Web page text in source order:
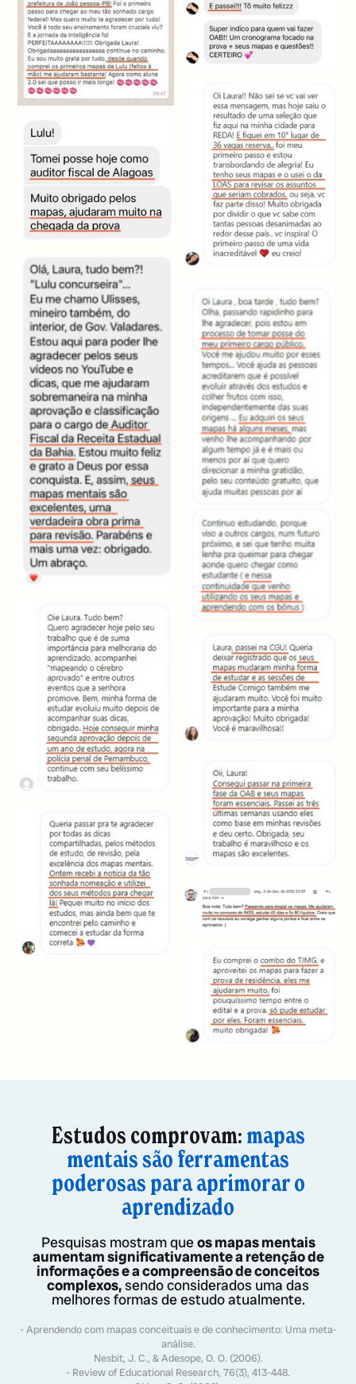
Estudos comprovam: mapas
mentais são ferramentas
poderosas para aprimorar o
aprendizado
Pesquisas mostram queos mapas mentais
aumentam significativamente a retenção de
informações e a compreensão de conceitos
complexos,sendo considerados uma das
melhores formas de estudo atualmente.
- Aprendendo com mapas conceituais e de conhecimento: Uma meta-
análise.
Nesbit, J. C., & Adesope, O. O. (2006).
- Review of Educational Research, 76(3), 413-448.